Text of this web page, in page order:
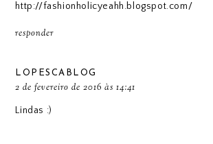
http://fashionholicyeahh.blogspot.com/
responder
LOPESCABLOG
2 de fevereiro de 2016 às 14:41
Lindas :)